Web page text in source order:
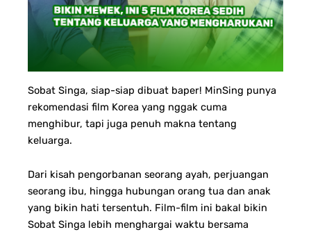
Sobat Singa, siap-siap dibuat baper! MinSing punya
rekomendasi film Korea yang nggak cuma
menghibur, tapi juga penuh makna tentang
keluarga.
Dari kisah pengorbanan seorang ayah, perjuangan
seorang ibu, hingga hubungan orang tua dan anak
yang bikin hati tersentuh. Film-film ini bakal bikin
Sobat Singa lebih menghargai waktu bersama